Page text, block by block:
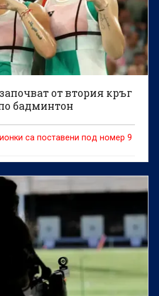
от втория кръг
бадминтон
са поставени под номер 9